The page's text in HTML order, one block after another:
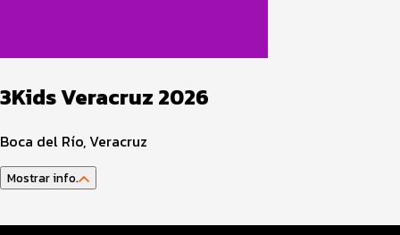
3Kids Veracruz 2026
Boca del Río, Veracruz
Mostrar info.